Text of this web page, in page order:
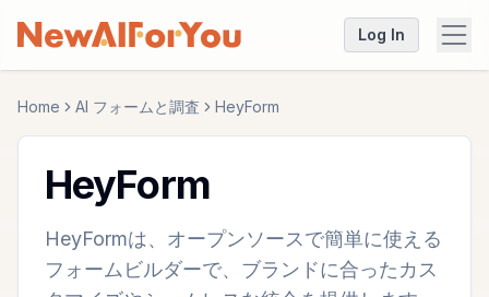
Log In
Home AI フォームと調査 HeyForm
HeyForm
HeyFormは、オープンソースで簡単に使える
フォームビルダーで、ブランドに合ったカス